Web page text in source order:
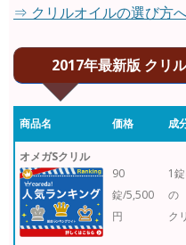
⇒ クリルオイルの選び方
2017年最新版 クリ
商品名 価格 成
オメガSクリル
90
錠/5,500
円
1
の
ク